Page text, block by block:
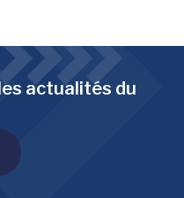
actualités du